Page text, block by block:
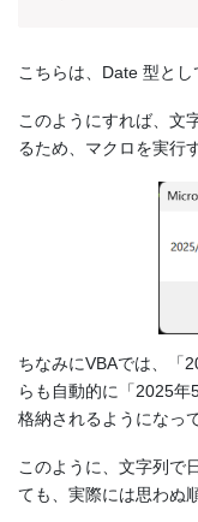
こちらは、Date 型とし
このようにすれば、文
るため、マクロを実行
ちなみにVBAでは、「
らも自動的に「2025年
格納されるようになっ
このように、文字列で
ても、実際には思わぬ